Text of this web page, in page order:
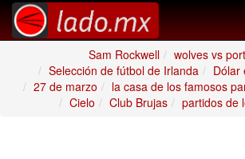
Sam Rockwell
wolves vs
Selección de fútbol de Irlanda
Dólar
27 de marzo
la casa de los famosos
Cielo
Club Brujas partidos de